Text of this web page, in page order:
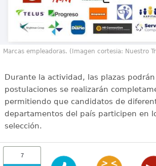
Marcas empleadoras. (Imagen cortesia: Nuestro
Durante la actividad, las plazas
postulaciones se realizarán
permitiendo que candidatos de
departamentos del país participen en
selección.
7